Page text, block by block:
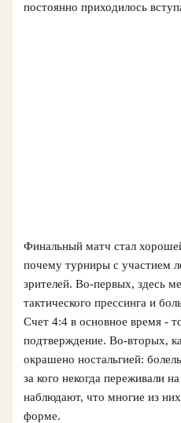
постоянно приходилось
Финальный матч стал
почему турниры с участием
зрителей. Во-первых, здесь
тактического прессинга и
Счет 4:4 в основное время -
подтверждение. Во-вторых,
окрашено ностальгией:
за кого некогда переживали
наблюдают, что многие из
форме.